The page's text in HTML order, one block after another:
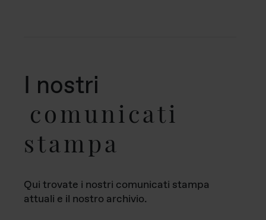
I nostri
comunicati
stampa
Qui trovate i nostri comunicati stampa
attuali e il nostro archivio.